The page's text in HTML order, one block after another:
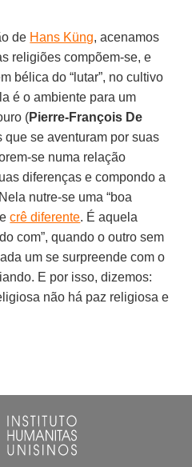
de Hans Küng, acenamos
religiões compõem-se, e
bélica do “lutar”, no cultivo
é o ambiente para um
(Pierre-François De
que se aventuram por suas
se numa relação
diferenças e compondo a
nutre-se uma “boa
crê diferente. É aquela
com”, quando o outro sem
um se surpreende com o
E por isso, dizemos:
não há paz religiosa e